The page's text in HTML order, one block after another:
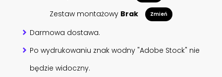
Zestaw montażowy Brak Zmień
Darmowa dostawa.
Po wydrukowaniu znak wodny "Adobe Stock" nie
będzie widoczny.